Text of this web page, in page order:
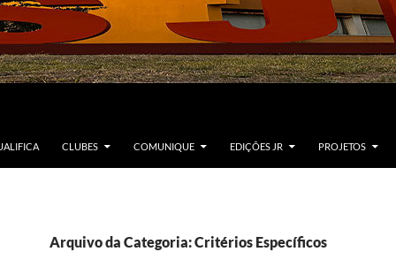
CLUBES COMUNIQUE EDIÇÕES JR PROJETOS
Arquivo da Categoria: Critérios Específicos